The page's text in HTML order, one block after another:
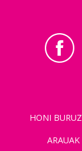
HONI BURUZ
ARAUAK